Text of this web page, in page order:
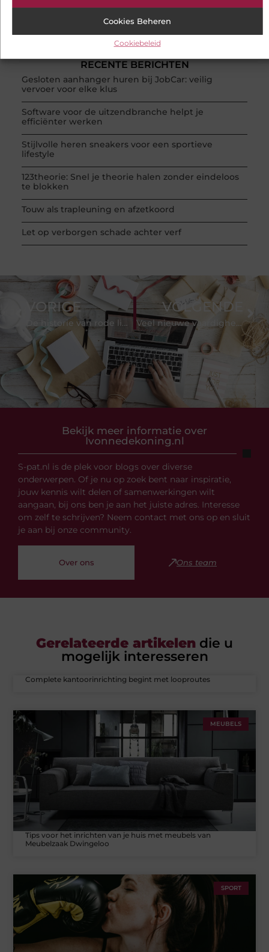
Cookies Beheren
Cookiebeleid
RECENTE BERICHTEN
Gesloten aanhanger huren bij JobCar: veilig
vervoer voor elke klus
Software voor de uitzendbranche helpt je
efficiënter werken
Stijlvolle heren sneakers voor een sportieve
lifestyle
123theorie: Snel je theorie halen zonder eindeloos
te blokken
Touw als trapleuning en afzetkoord
Let op verborgen schade achter verf
Bekijk meer informatie over
Ivonnedekoning.nl
S-pat.nl is de plek voor blogs over diverse
onderwerpen. Of je nu op zoek bent naar inspiratie,
jouw kennis wilt delen of samenwerkingen wilt
aangaan, bij ons ben je aan het juiste adres. Interesse
om zelf te schrijven? Neem contact met ons op en sluit
je aan bij onze community.
Over ons Ons team
VORIGE
De historie van rode lingerie
VOLGENDE
Veel nieuwe vaardigheden leren
Gerelateerde artikelen die u
mogelijk interesseren
Complete kantoorinrichting begint met looproutes
MEUBELS
Tips voor het inrichten van je huis met meubels van
Meubelzaak Dwingeloo
SPORT